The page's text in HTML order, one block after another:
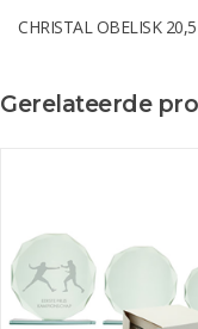
CHRISTAL OBELISK
Kristallen awards
meerprijs. Kies de optie
afbeelding leeg en kies
Stuur na afronden van
info@vanderstorm.nl ovv
Gerelateerde